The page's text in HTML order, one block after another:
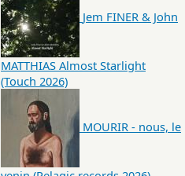
Jem FINER & John
MATTHIAS Almost Starlight
(Touch 2026)
MOURIR - nous, le